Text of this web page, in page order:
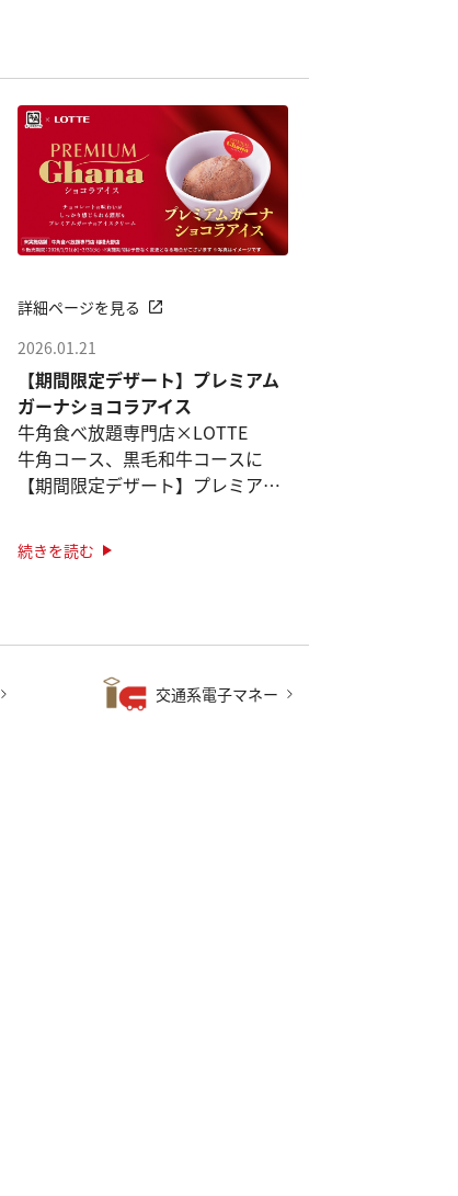
詳細ページを見る
2026.01.21
【期間限定デザート】プレミアム
ガーナショコラアイス
牛角食べ放題専門店×LOTTE
牛角コース、黒毛和牛コースに
【期間限定デザート】プレミアム
※2026年3月31日までの期間限定
では販 ···
続きを読む
交通系電子マネー